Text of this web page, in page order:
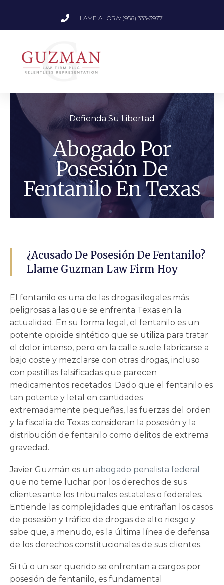
LLAME AHORA: (956) 333-3977
Defienda Su Libertad
Abogado Por
Posesión De
Fentanilo En Texas
¿Acusado De Posesión De Fentanilo?
Llame Guzman Law Firm Hoy
El fentanilo es una de las drogas ilegales más
peligrosas a las que se enfrenta Texas en la
actualidad. En su forma legal, el fentanilo es un
potente opioide sintético que se utiliza para tratar
el dolor intenso, pero en la calle suele fabricarse a
bajo coste y mezclarse con otras drogas, incluso
con pastillas falsificadas que parecen
medicamentos recetados. Dado que el fentanilo es
tan potente y letal en cantidades
extremadamente pequeñas, las fuerzas del orden
y la fiscalía de Texas consideran la posesión y la
distribución de fentanilo como delitos de extrema
gravedad.
Javier Guzmán es un abogado penalista federal
que no teme luchar por los derechos de sus
clientes ante los tribunales estatales o federales.
Entiende las complejidades que entrañan los casos
de posesión y tráfico de drogas de alto riesgo y
sabe que, a menudo, es la última línea de defensa
de los derechos constitucionales de sus clientes.
Si tú o un ser querido se enfrentan a cargos por
posesión de fentanilo, es fundamental